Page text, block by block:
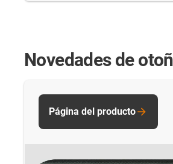
Novedades de
Página del producto